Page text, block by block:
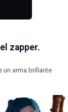
zapper.
un arma brillante